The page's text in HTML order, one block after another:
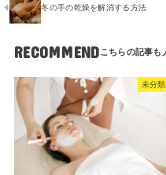
冬の手の乾燥を解消する方法
RECOMMEND
未分類